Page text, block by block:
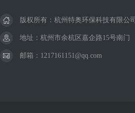
版权所有：杭州特奥环保科技有限公司
地址：杭州市余杭区嘉企路15号南门
邮箱：1217161151@qq.com